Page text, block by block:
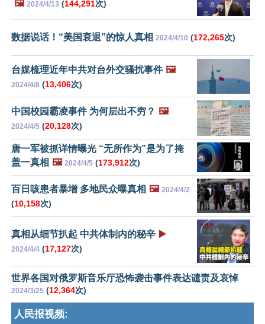
🖼️ 2024/4/13 (144,291次)
数据说话！“美国衰退”的惊人真相 2024/4/10 (172,265次)
台媒梳理近年中共对台外交骚扰事件 🖼️
2024/4/8 (13,406次)
中国校园霸凌事件 为何层出不穷？ 🖼️
2024/4/5 (20,128次)
唐一军被抓详情曝光 “无所作为”是为了掩
盖一真相 🖼️ 2024/4/5 (173,912次)
百日咳患者暴增 多地民众曝真相 🖼️ 2024/4/2
(10,158次)
真相从细节扒起 中共体制内的秘辛 ▶️
2024/4/4 (17,127次)
世界各国对俄罗斯音乐厅恐怖袭击事件表达谴责及哀悼
2024/3/25 (12,364次)
人民报视频: